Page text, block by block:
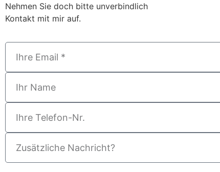
Nehmen Sie doch bitte unverbindlich
Kontakt mit mir auf.